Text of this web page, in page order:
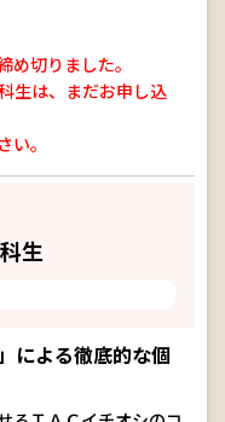
切りました。
生は、まだお申し込
。
生
による徹底的な個